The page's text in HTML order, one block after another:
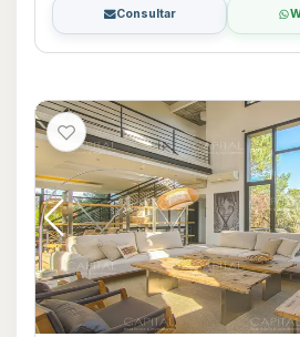
Consultar